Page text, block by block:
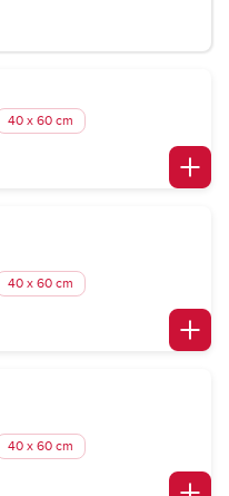
40 x 60 cm
40 x 60 cm
40 x 60 cm